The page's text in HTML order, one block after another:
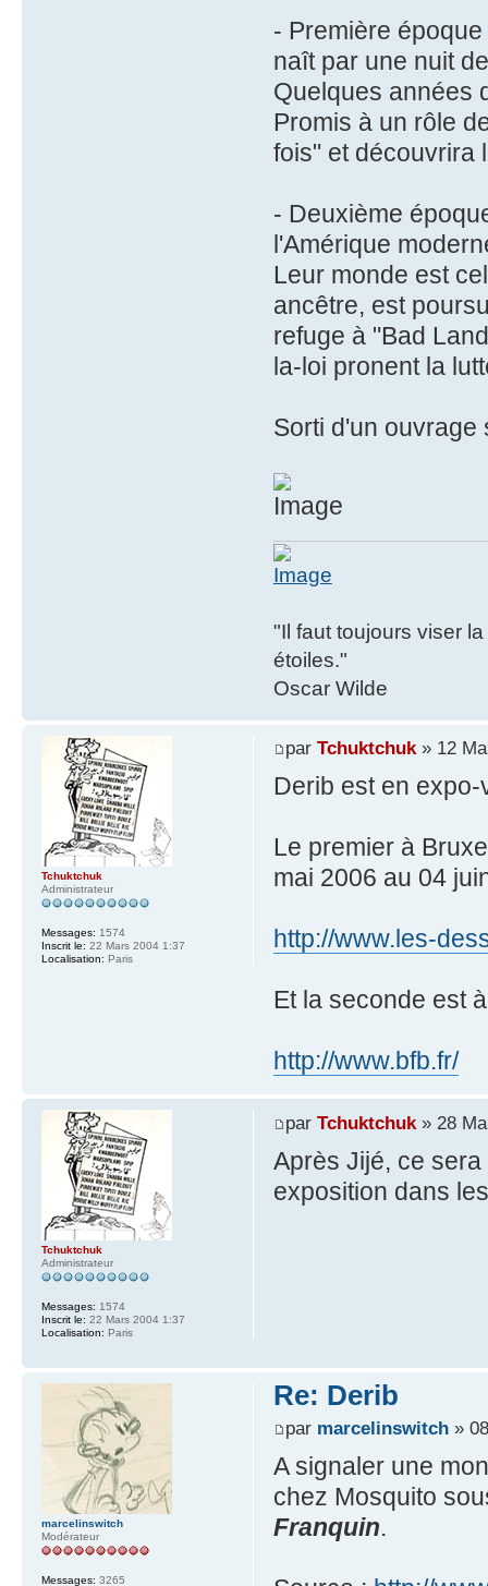
- Première
naît par une nuit
Quelques années
Promis à un rôle
fois" et découvrira
- Deuxième
l'Amérique
Leur monde est
ancêtre, est
refuge à "Bad
la-loi pronent la
Sorti d'un ouvrage
"Il faut toujours viser
étoiles."
Oscar Wilde
par Tchuktchuk» 12
Derib est en
Le premier à
mai 2006 au 04
http://www.les-
Et la seconde est
http://www.bfb.fr/
Tchuktchuk
Administrateur
Messages: 1574
Inscrit le: 22 Mars 2004 1:37
Localisation: Paris
par Tchuktchuk» 28
Après Jijé, ce
exposition dans
Tchuktchuk
Administrateur
Messages: 1574
Inscrit le: 22 Mars 2004 1:37
Localisation: Paris
Re: Derib
par marcelinswitch»
A signaler une
chez Mosquito
Franquin.
marcelinswitch
Modérateur
Messages: 3265